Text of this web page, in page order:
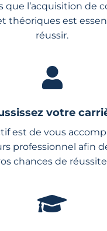
que l’acquisition de
théoriques est
réussir.
votre
est de vous
professionnel afin
chances de